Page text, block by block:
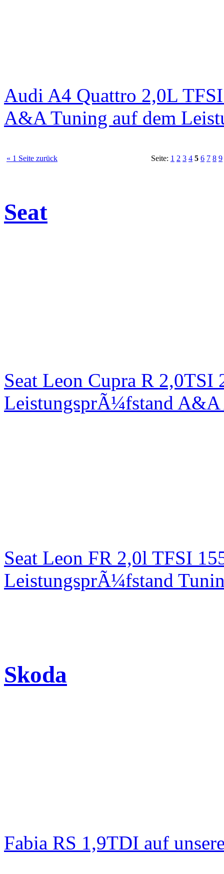
Audi A4 Quattro 2,0L
A&A Tuning auf dem
« 1 Seite zurück Seite: 1 2 3 4 5 6 7 8 9
Seat
Seat Leon Cupra R
LeistungsprÃ¼fstand
Seat Leon FR 2,0l TFSI
LeistungsprÃ¼fstand
Skoda
Fabia RS 1,9TDI auf